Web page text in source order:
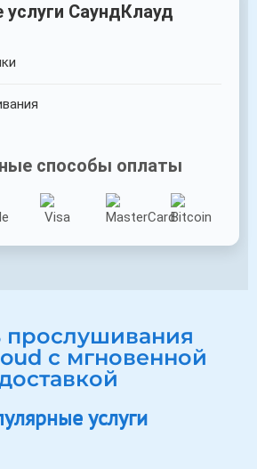
услуги СаундКлауд
способы оплаты
прослушивания
с мгновенной
услуги